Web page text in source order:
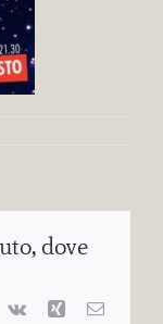
dove
Vk Xing Email